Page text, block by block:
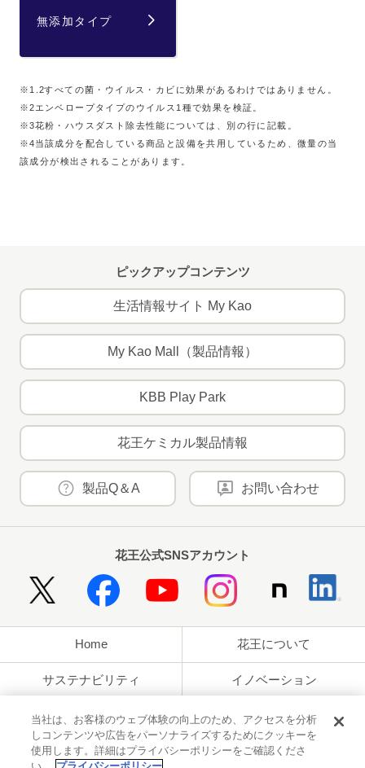
無添加タイプ
※1.2 すべての菌・ウイルス・カビに効果があるわけではありません。
※2 エンベロープタイプのウイルス1種で効果を検証。
※3 花粉・ハウスダスト除去性能については、別の行に記載。
※4 当該成分を配合している商品と設備を共用しているため、微量の当
該成分が検出されることがあります。
ピックアップコンテンツ
生活情報サイト My Kao
My Kao Mall（製品情報）
KBB Play Park
花王ケミカル製品情報
製品Q＆A お問い合わせ
花王公式SNSアカウント
Home 花王について
サステナビリティ イノベーション
ブランド 投資家情報
ニュースルーム 採用情報
当社は、お客様のウェブ体験の向上のため、アクセスを分析
しコンテンツや広告をパーソナライズするためにクッキーを
使用します。詳細はプライバシーポリシーをご確認くださ